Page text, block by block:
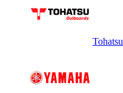
Tohatsu